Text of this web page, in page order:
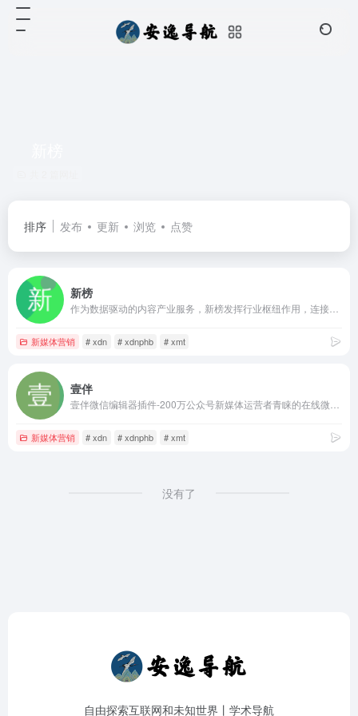
排序 发布 更新 浏览 点赞
新榜
新媒体营销 # xdn # xdnphb # xmt
壹伴
新媒体营销 # xdn # xdnphb # xmt
没有了
自由探索互联网和未知世界丨学术导航